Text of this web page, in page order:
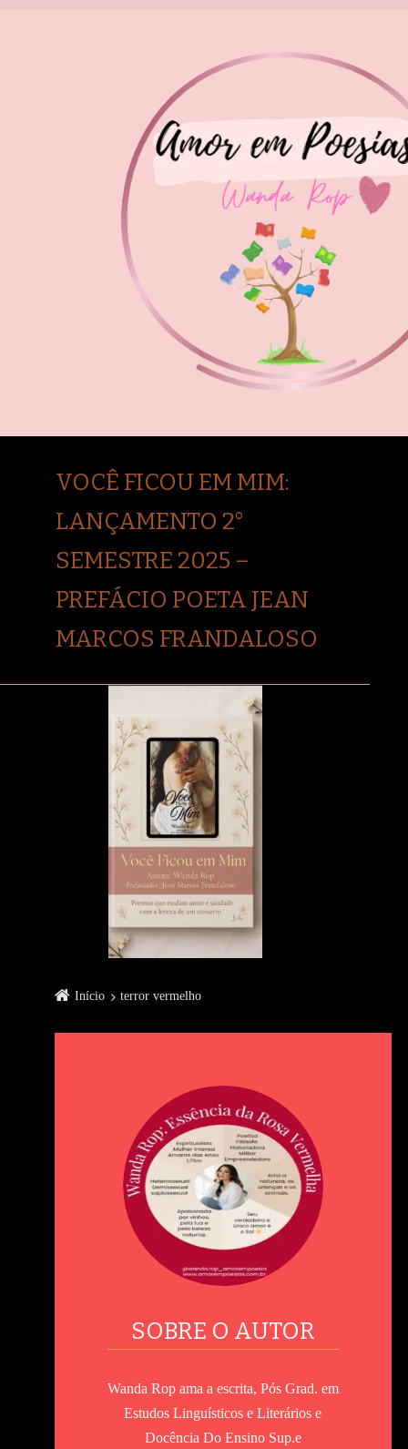
VOCÊ FICOU EM MIM:
LANÇAMENTO 2°
SEMESTRE 2025 –
PREFÁCIO POETA JEAN
MARCOS FRANDALOSO
Início terror vermelho
SOBRE O AUTOR
Wanda Rop ama a escrita, Pós Grad. em
Estudos Linguísticos e Literários e
Docência Do Ensino Sup.e